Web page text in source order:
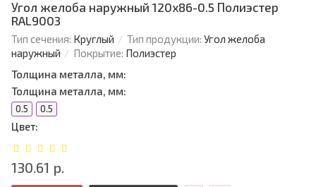
Угол желоба наружный 120х86-0.5 Полиэстер
RAL9003
Тип сечения: Круглый Тип продукции: Угол желоба
наружный
Покрытие: Полиэстер
Толщина металла, мм:
Толщина металла, мм:
0.5 0.5
Цвет:
130.61 р.